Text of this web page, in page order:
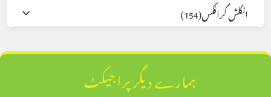
انگلش گرافکس(154)
ہمارے دیگر پراجیکٹ